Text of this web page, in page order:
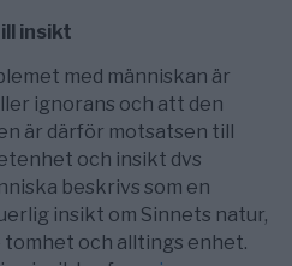
insikt
med människan är
ignorans och att den
är därför motsatsen till
och insikt dvs
beskrivs som en
insikt om Sinnets natur,
och alltings enhet.